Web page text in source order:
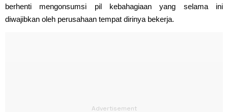
berhenti mengonsumsi pil kebahagiaan yang selama ini
diwajibkan oleh perusahaan tempat dirinya bekerja.